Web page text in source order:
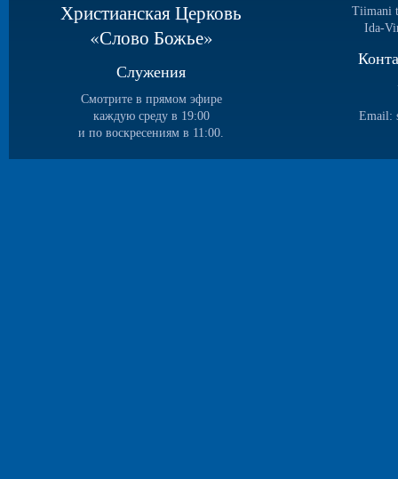
Христианская Церковь
«Слово Божье»
Служения
Смотрите в прямом эфире
каждую среду в 19:00
и по воскресениям в 11:00.
Tiimani
Ida-
Email: